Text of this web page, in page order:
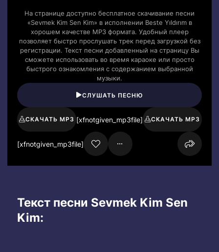
На странице доступно бесплатное скачивание песни
«Sevmek Kim Sen Kim» в исполнении Beste Yıldırım в
хорошем качестве MP3 формата. Удобный плеер
позволяет быстро прослушать трек перед загрузкой без
регистрации. Текст песни добавленный на страницу Вы
сможете использовать во время караоке или просто
быстрого ознакомления с содержанием выбранной
музыки.
СЛУШАТЬ ПЕСНЮ
СКАЧАТЬ MP3 [xfnotgiven_mp3file] СКАЧАТЬ MP3
[xfnotgiven_mp3file]
Текст песни Sevmek Kim Sen
Kim: